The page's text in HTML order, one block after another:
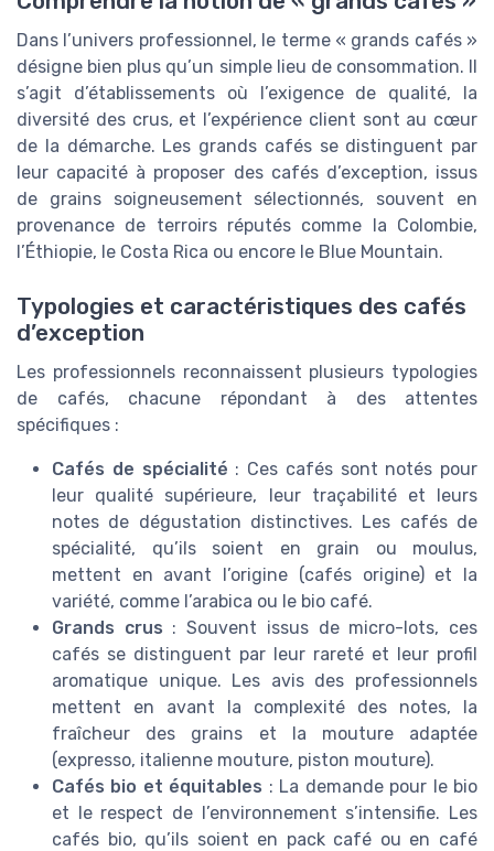
Dans l’univers professionnel, le terme « grands cafés »
désigne bien plus qu’un simple lieu de consommation. Il
s’agit d’établissements où l’exigence de qualité, la
diversité des crus, et l’expérience client sont au cœur
de la démarche. Les grands cafés se distinguent par
leur capacité à proposer des cafés d’exception, issus
de grains soigneusement sélectionnés, souvent en
provenance de terroirs réputés comme la Colombie,
l’Éthiopie, le Costa Rica ou encore le Blue Mountain.
Typologies et caractéristiques des cafés
d’exception
Les professionnels reconnaissent plusieurs typologies
de cafés, chacune répondant à des attentes
spécifiques :
Cafés de spécialité : Ces cafés sont notés pour
leur qualité supérieure, leur traçabilité et leurs
notes de dégustation distinctives. Les cafés de
spécialité, qu’ils soient en grain ou moulus,
mettent en avant l’origine (cafés origine) et la
variété, comme l’arabica ou le bio café.
Grands crus : Souvent issus de micro-lots, ces
cafés se distinguent par leur rareté et leur profil
aromatique unique. Les avis des professionnels
mettent en avant la complexité des notes, la
fraîcheur des grains et la mouture adaptée
(expresso, italienne mouture, piston mouture).
Cafés bio et équitables : La demande pour le bio
et le respect de l’environnement s’intensifie. Les
cafés bio, qu’ils soient en pack café ou en café